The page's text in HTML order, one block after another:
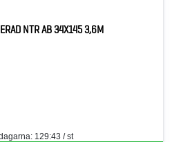
NTR AB 34X145 3,6M
129:43 / st